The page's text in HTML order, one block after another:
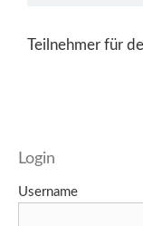
Teilnehmer für
Login
Username